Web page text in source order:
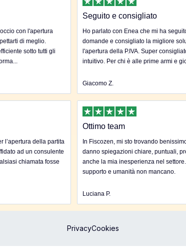
con l'apertura
di meglio.
sotto tutti gli
Seguito e consigliato
Ho parlato con Enea che mi ha
domande e consigliato la migliore
l'apertura della P.IVA. Super
intuitivo. Per chi è alle prime armi e
Giacomo Z.
l’apertura della partita
ad un consulente
chiamata fosse
Ottimo team
In Fiscozen, mi sto trovando
danno spiegazioni chiare, puntuali,
anche la mia inesperienza nel
supporto e umanità non mancano.
Luciana P.
PrivacyCookies